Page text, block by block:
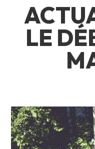
LE